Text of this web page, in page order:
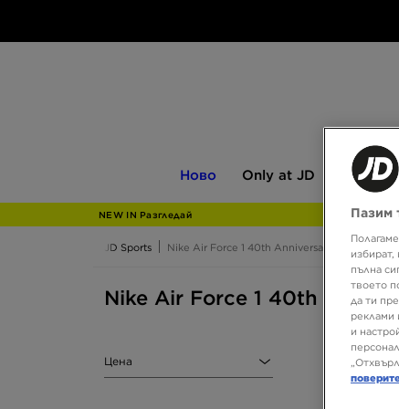
Ново
JD
Only at JD
Мъжки
Мъжки
NEW IN Разгледай
JD Sports Nike Air Force 1 40th Anniversary
Nike Air Force 1 40th
Цена
Пазим
пълна
твоето
да ти
реклами
и